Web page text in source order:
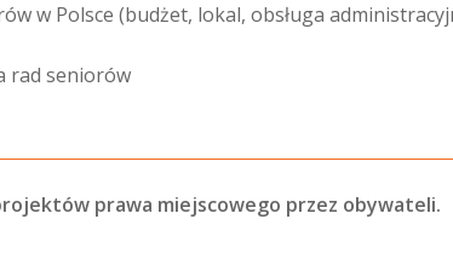
w Polsce (budżet, lokal, obsługa
rad seniorów
prawa miejscowego przez obywateli.